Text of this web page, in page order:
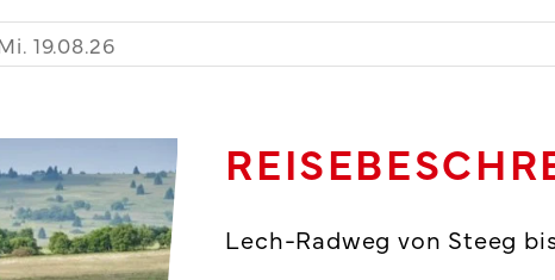
Lech-Radweg von Steeg